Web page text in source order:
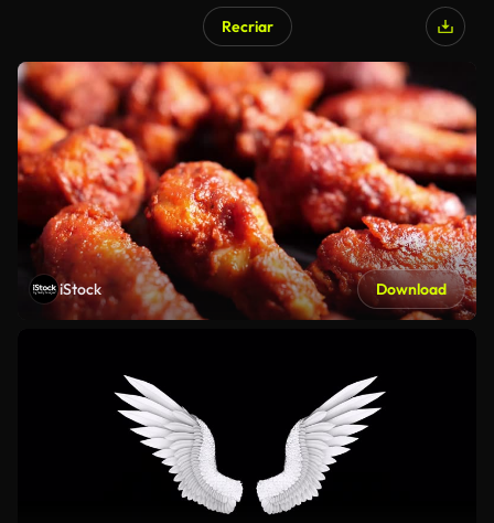
Recriar
iStock Download